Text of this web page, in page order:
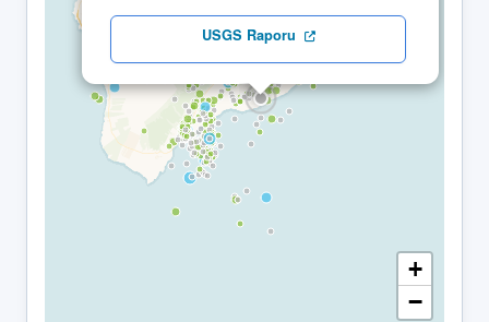
USGS Raporu
+
−